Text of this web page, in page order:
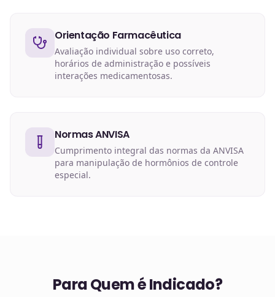
Orientação Farmacêutica
Avaliação individual sobre uso correto,
horários de administração e possíveis
interações medicamentosas.
Normas ANVISA
Cumprimento integral das normas da ANVISA
para manipulação de hormônios de controle
especial.
Para Quem é Indicado?